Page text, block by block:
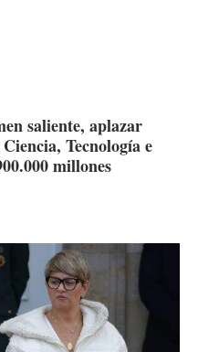
saliente, aplazar
Tecnología e
millones